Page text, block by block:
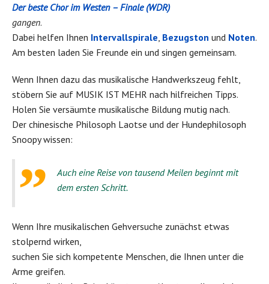
Der beste Chor im Westen – Finale (WDR)
gangen.
Dabei helfen Ihnen Intervallspirale Bezugston und Noten.
Am besten laden Sie Freunde ein und singen gemeinsam.
Wenn Ihnen dazu das musikalische Handwerkszeug fehlt,
stöbern Sie auf MUSIK IST MEHR nach hilfreichen Tipps.
Holen Sie versäumte musikalische Bildung mutig nach.
Der chinesische Philosoph Laotse und der Hundephilosoph
Snoopy wissen:
Auch eine Reise von tausend Meilen beginnt mit
dem ersten Schritt.
Wenn Ihre musikalischen Gehversuche zunächst etwas
stolpernd wirken,
suchen Sie sich kompetente Menschen, die Ihnen unter die
Arme greifen.